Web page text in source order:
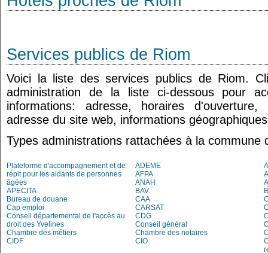
Services publics de Riom
Voici la liste des services publics de Riom.
administration de la liste ci-dessous pour
informations: adresse, horaires
adresse du site web, informations
Types administrations rattachées à la commune
Plateforme d'accompagnement et de
répit pour les aidants de personnes
âgées
ADEME
AFPA
ANAH
APECITA
BAV
Bureau de douane
CAA
Cap emploi
CARSAT
Conseil départemental de l'accès au
droit des Yvelines
CDG
Conseil général
Chambre des métiers
Chambre des notaires
CIDF
CIO